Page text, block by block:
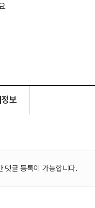
정보
댓글 등록이 가능합니다.